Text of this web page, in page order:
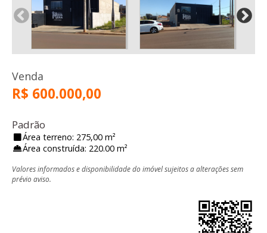
Venda
R$ 600.000,00
Padrão
Área terreno: 275,00 m²
Área construída: 220.00 m²
Valores informados e disponibilidade do imóvel sujeitos a alterações sem
prévio aviso.